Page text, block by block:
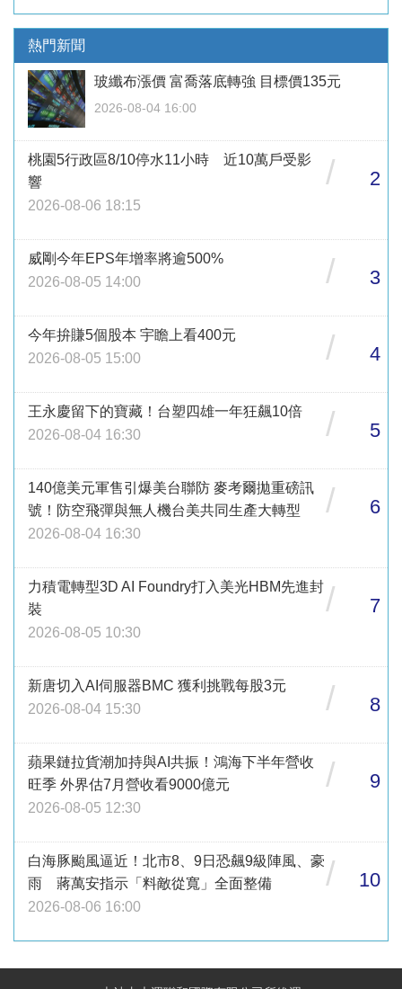
熱門新聞
玻纖布漲價 富喬落底轉強 目標價135元
2026-08-04 16:00
桃園5行政區8/10停水11小時 近10萬戶受影
響
2026-08-06 18:15
/ 2
威剛今年EPS年增率將逾500%
2026-08-05 14:00
/ 3
今年拚賺5個股本 宇瞻上看400元
2026-08-05 15:00
/ 4
王永慶留下的寶藏！台塑四雄一年狂飆10倍
2026-08-04 16:30
/ 5
140億美元軍售引爆美台聯防 麥考爾拋重磅訊
號！防空飛彈與無人機台美共同生產大轉型
2026-08-04 16:30
/ 6
力積電轉型3D AI Foundry打入美光HBM先進封
裝
2026-08-05 10:30
/ 7
新唐切入AI伺服器BMC 獲利挑戰每股3元
2026-08-04 15:30
/ 8
蘋果鏈拉貨潮加持與AI共振！鴻海下半年營收
旺季 外界估7月營收看9000億元
2026-08-05 12:30
/ 9
白海豚颱風逼近！北市8、9日恐飆9級陣風、豪
雨 蔣萬安指示「料敵從寬」全面整備
2026-08-06 16:00
/ 10